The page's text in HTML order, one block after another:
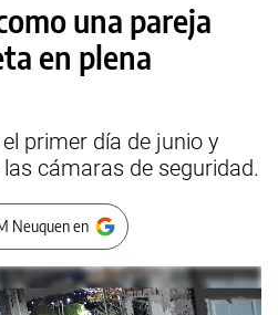
una pareja
en plena
primer día de junio y
cámaras de seguridad.
Neuquen en